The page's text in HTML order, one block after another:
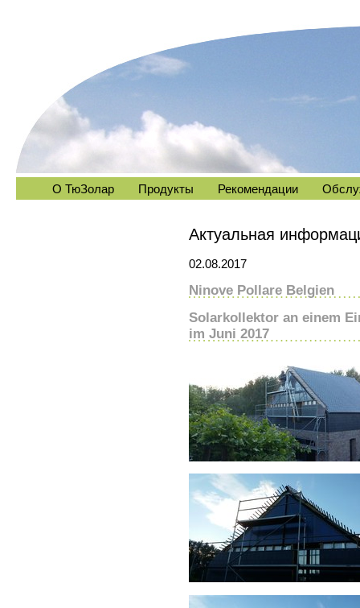
Актуальная
02.08.2017
Ninove Pollare Belgien
Solarkollektor an einem
im Juni 2017
О ТюЗолар Продукты Рекомендации